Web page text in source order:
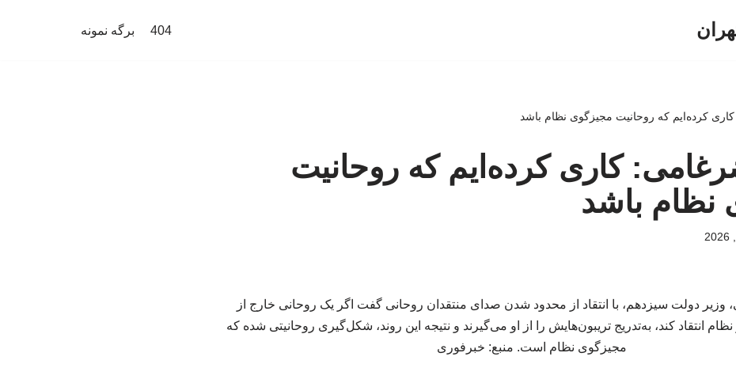
404 برگه نمونه
کاری کرده‌ایم که روحانیت مجیزگوی نظام باشد
کاری کرده‌ایم که روحانیت
نظام باشد
وزیر دولت سیزدهم، با انتقاد از محدود شدن صدای منتقدان روحانی گفت اگر یک روحانی خارج از
انتقاد کند، به‌تدریج تریبون‌هایش را از او می‌گیرند و نتیجه این روند، شکل‌گیری روحانیتی شده که
مجیزگوی نظام است. منبع: خبرفوری